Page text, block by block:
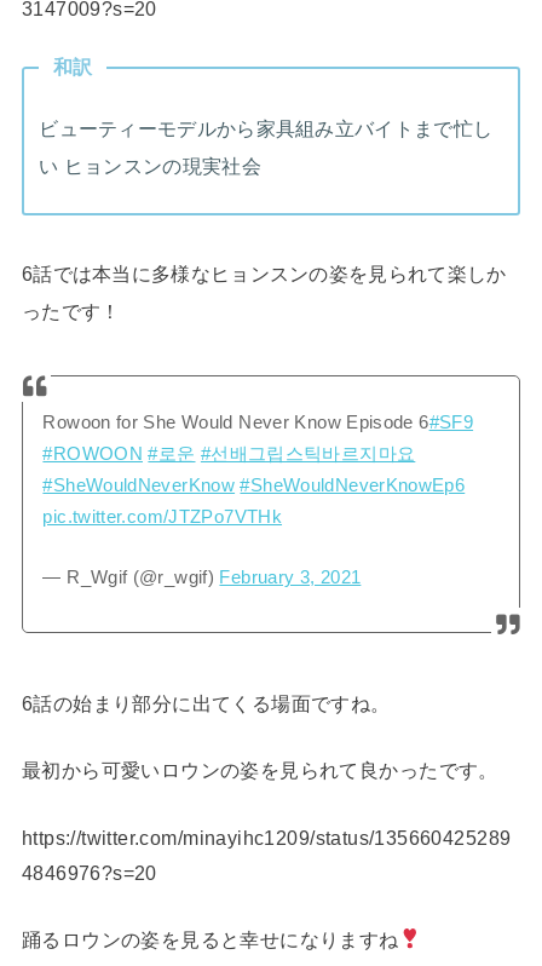
3147009?s=20
和訳
ビューティーモデルから家具組み立バイトまで忙し
い ヒョンスンの現実社会
6話では本当に多様なヒョンスンの姿を見られて楽しか
ったです！
Rowoon for She Would Never Know Episode 6#SF9
#ROWOON #로운 #선배그립스틱바르지마요
#SheWouldNeverKnow #SheWouldNeverKnowEp6
pic.twitter.com/JTZPo7VTHk
— R_Wgif (@r_wgif) February 3, 2021
6話の始まり部分に出てくる場面ですね。
最初から可愛いロウンの姿を見られて良かったです。
https://twitter.com/minayihc1209/status/135660425289
4846976?s=20
踊るロウンの姿を見ると幸せになりますね